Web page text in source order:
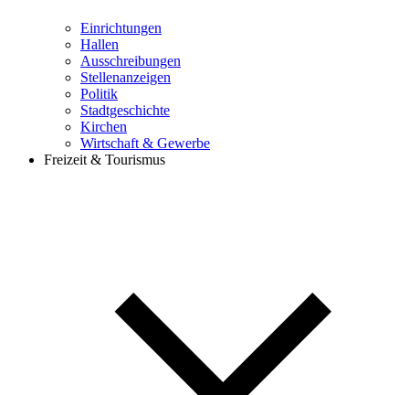
Einrichtungen
Hallen
Ausschreibungen
Stellenanzeigen
Politik
Stadtgeschichte
Kirchen
Wirtschaft & Gewerbe
Freizeit & Tourismus